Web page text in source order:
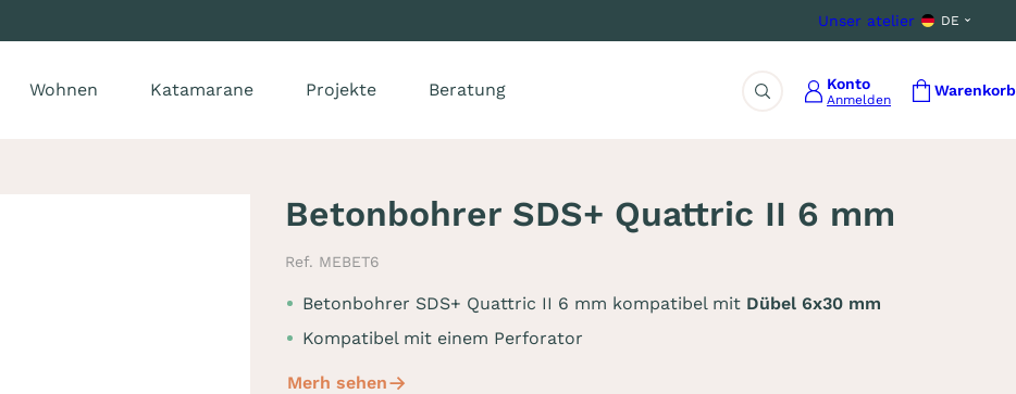
Unser atelier DE
Wohnen Katamarane Projekte Beratung
Suche
Konto
Anmelden
Warenkorb
Betonbohrer SDS+ Quattric II 6 mm
Ref. MEBET6
Betonbohrer SDS+ Quattric II 6 mm kompatibel mit Dübel 6x30 mm
Kompatibel mit einem Perforator
Merh sehen